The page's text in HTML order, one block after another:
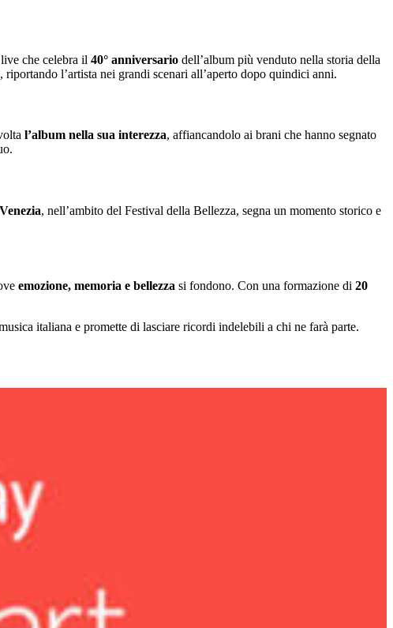
che celebra il 40° anniversario dell’album più venduto nella storia della
l’artista nei grandi scenari all’aperto dopo quindici anni.
l’album nella sua interezza, affiancandolo ai brani che hanno segnato
, nell’ambito del Festival della Bellezza, segna un momento storico e
emozione, memoria e bellezza si fondono. Con una formazione di 20
italiana e promette di lasciare ricordi indelebili a chi ne farà parte.